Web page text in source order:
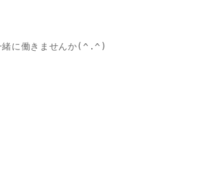
緒に働きませんか(^.^)